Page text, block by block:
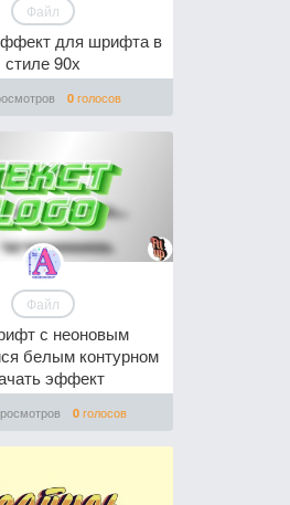
Файл
для шрифта в
стиле 90х
0 голосов
Файл
с неоновым
белым контурном
эффект
0голосов